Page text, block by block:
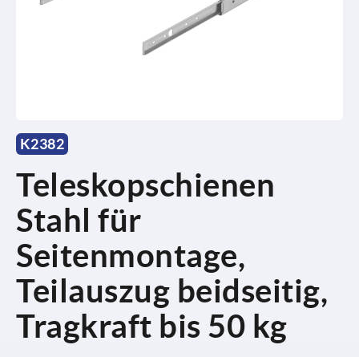
K2382
Teleskopschienen
Stahl für
Seitenmontage,
Teilauszug beidseitig,
Tragkraft bis 50 kg